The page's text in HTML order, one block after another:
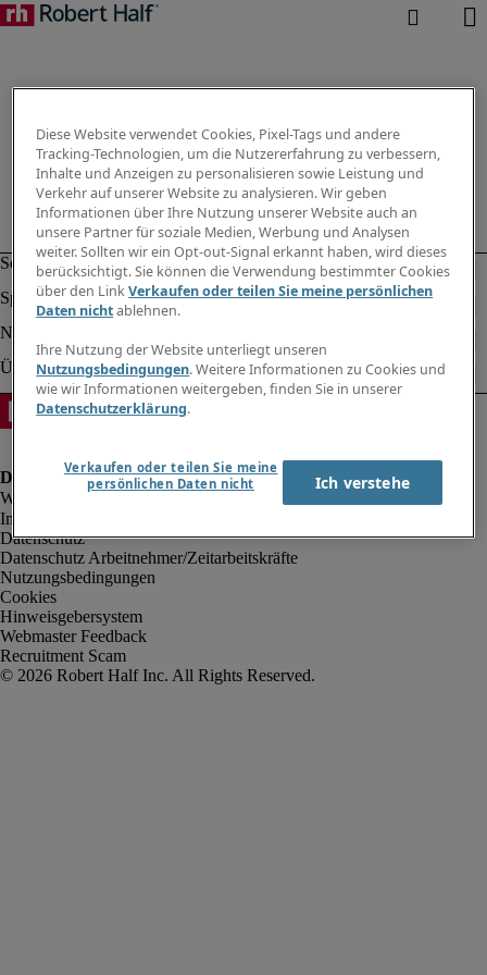
Impressum
Datenschutz
Datenschutz Arbeitnehmer/Zeitarbeitskräfte
Nutzungsbedingungen
Cookies
Hinweisgebersystem
Webmaster Feedback
Recruitment Scam
Diese Website verwendet Cookies, Pixel-Tags und andere
Tracking-Technologien, um die Nutzererfahrung zu verbessern,
Inhalte und Anzeigen zu personalisieren sowie Leistung und
Verkehr auf unserer Website zu analysieren. Wir geben
Informationen über Ihre Nutzung unserer Website auch an
unsere Partner für soziale Medien, Werbung und Analysen
weiter. Sollten wir ein Opt-out-Signal erkannt haben, wird dieses
berücksichtigt. Sie können die Verwendung bestimmter Cookies
über den LinkVerkaufen oder teilen Sie meine persönlichen
Daten nichtablehnen.
Ihre Nutzung der Website unterliegt unseren
Nutzungsbedingungen. Weitere Informationen zu Cookies und
wie wir Informationen weitergeben, finden Sie in unserer
Datenschutzerklärung.
Verkaufen oder teilen Sie meine
persönlichen Daten nicht
Ich verstehe